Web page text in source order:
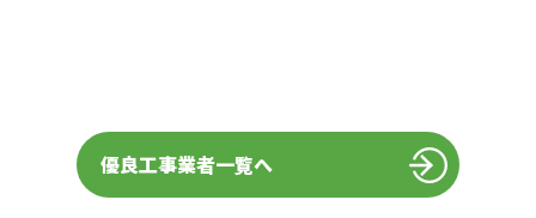
優良工事業者一覧へ